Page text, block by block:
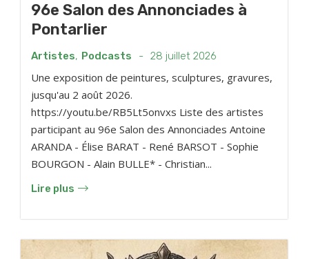
96e Salon des Annonciades à
Pontarlier
Artistes, Podcasts - 28 juillet 2026
Une exposition de peintures, sculptures, gravures,
jusqu'au 2 août 2026.
https://youtu.be/RB5Lt5onvxs Liste des artistes
participant au 96e Salon des Annonciades Antoine
ARANDA - Élise BARAT - René BARSOT - Sophie
BOURGON - Alain BULLE* - Christian...
Lire plus